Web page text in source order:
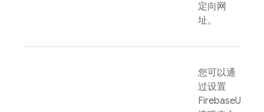
定向网
址。
您可以通
过设置
FirebaseUI